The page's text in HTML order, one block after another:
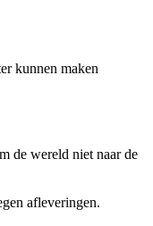
kunnen maken
de wereld niet naar de
afleveringen.